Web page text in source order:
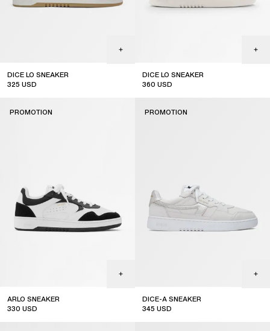
DICE LO SNEAKER
325 USD
DICE LO SNEAKER
360 USD
ARLO SNEAKER
330 USD
PROMOTION
DICE-A SNEAKER
345 USD
PROMOTION